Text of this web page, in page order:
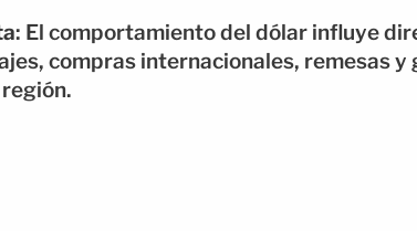
: El comportamiento del dólar influye
compras internacionales, remesas